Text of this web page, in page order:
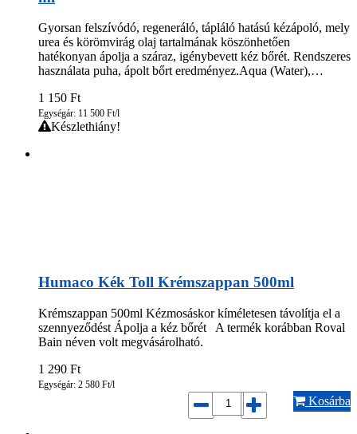
Gyorsan felszívódó, regeneráló, tápláló hatású kézápoló, mely
urea és körömvirág olaj tartalmának köszönhetően
hatékonyan ápolja a száraz, igénybevett kéz bőrét. Rendszeres
használata puha, ápolt bőrt eredményez.Aqua (Water),…
1 150 Ft
Egységár: 11 500 Ft/l
Készlethiány!
Humaco Kék Toll Krémszappan 500ml
Krémszappan 500ml Kézmosáskor kíméletesen távolítja el a
szennyeződést Ápolja a kéz bőrét A termék korábban Roval
Bain néven volt megvásárolható.
1 290 Ft
Egységár: 2 580 Ft/l
Kosárba